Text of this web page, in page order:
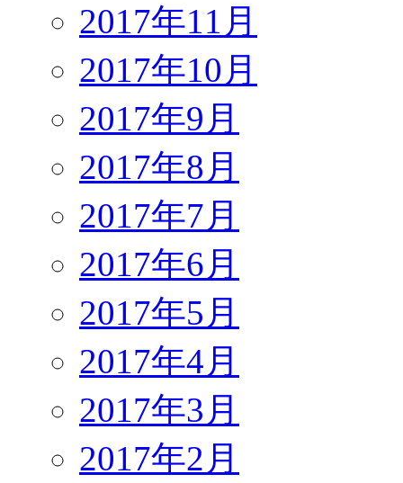
2017年11月
2017年10月
2017年9月
2017年8月
2017年7月
2017年6月
2017年5月
2017年4月
2017年3月
2017年2月